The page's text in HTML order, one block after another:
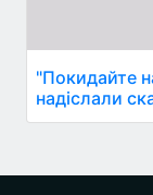
"Покидайте
надіслали